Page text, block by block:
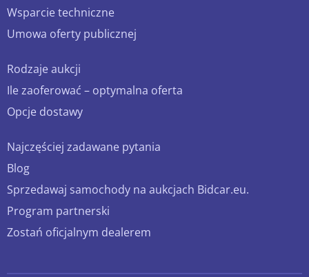
Wsparcie techniczne
Umowa oferty publicznej
Rodzaje aukcji
Ile zaoferować – optymalna oferta
Opcje dostawy
Najczęściej zadawane pytania
Blog
Sprzedawaj samochody na aukcjach Bidcar.eu.
Program partnerski
Zostań oficjalnym dealerem